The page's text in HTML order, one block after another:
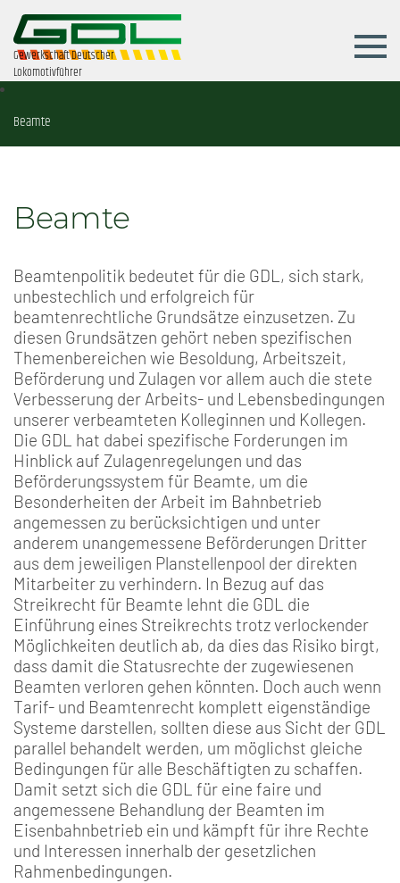
Gewerkschaft Deutscher
Lokomotivführer
Beamte
Beamte
Beamtenpolitik bedeutet für die GDL, sich stark,
unbestechlich und erfolgreich für
beamtenrechtliche Grundsätze einzusetzen. Zu
diesen Grundsätzen gehört neben spezifischen
Themenbereichen wie Besoldung, Arbeitszeit,
Beförderung und Zulagen vor allem auch die stete
Verbesserung der Arbeits- und Lebensbedingungen
unserer verbeamteten Kolleginnen und Kollegen.
Die GDL hat dabei spezifische Forderungen im
Hinblick auf Zulagenregelungen und das
Beförderungssystem für Beamte, um die
Besonderheiten der Arbeit im Bahnbetrieb
angemessen zu berücksichtigen und unter
anderem unangemessene Beförderungen Dritter
aus dem jeweiligen Planstellenpool der direkten
Mitarbeiter zu verhindern. In Bezug auf das
Streikrecht für Beamte lehnt die GDL die
Einführung eines Streikrechts trotz verlockender
Möglichkeiten deutlich ab, da dies das Risiko birgt,
dass damit die Statusrechte der zugewiesenen
Beamten verloren gehen könnten. Doch auch wenn
Tarif- und Beamtenrecht komplett eigenständige
Systeme darstellen, sollten diese aus Sicht der GDL
parallel behandelt werden, um möglichst gleiche
Bedingungen für alle Beschäftigten zu schaffen.
Damit setzt sich die GDL für eine faire und
angemessene Behandlung der Beamten im
Eisenbahnbetrieb ein und kämpft für ihre Rechte
und Interessen innerhalb der gesetzlichen
Rahmenbedingungen.